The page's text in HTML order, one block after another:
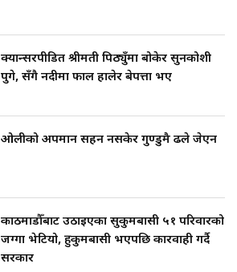
क्यान्सरपीडित श्रीमती पिठ्युँमा बोकेर सुनकोशी
पुगे, सँगै नदीमा फाल हालेर बेपत्ता भए
ओलीको अपमान सहन नसकेर गुण्डुमै ढले जेएन
काठमाडौँबाट उठाइएका सुकुमबासी ५१ परिवारको
जग्गा भेटियो, हुकुमबासी भएपछि कारवाही गर्दै
सरकार